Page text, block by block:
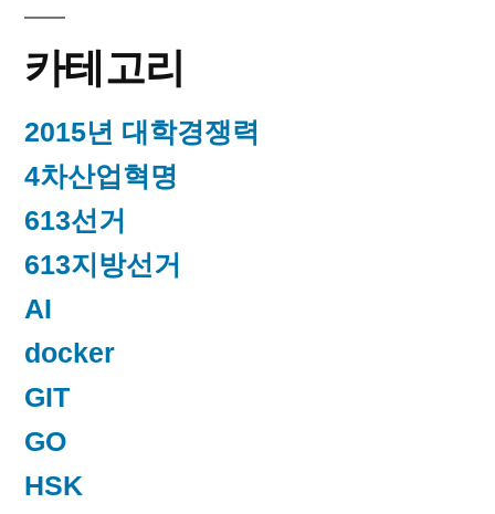
카테고리
2015년 대학경쟁력
4차산업혁명
613선거
613지방선거
AI
docker
GIT
GO
HSK